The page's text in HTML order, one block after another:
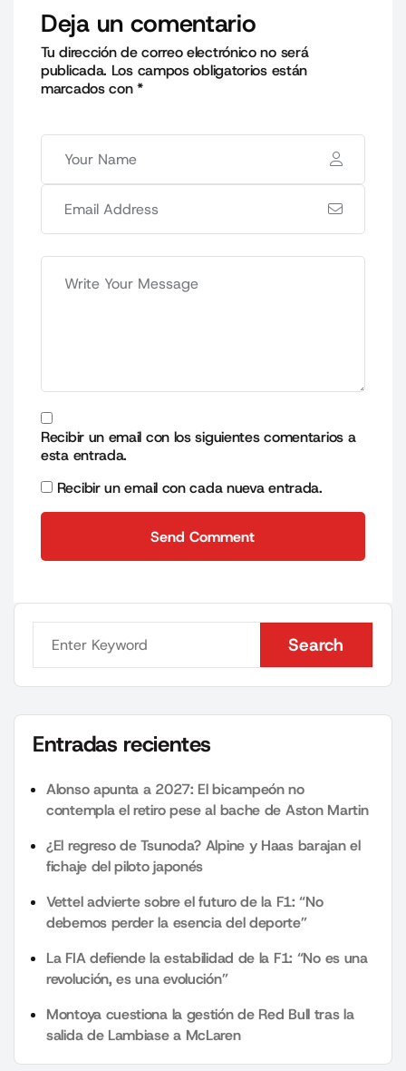
Deja un comentario
Tu dirección de correo electrónico no será
publicada. Los campos obligatorios están
marcados con*
Recibir un email con los siguientes comentarios a
esta entrada.
Recibir un email con cada nueva entrada.
Send Comment
Search
Search
Entradas recientes
Alonso apunta a 2027: El bicampeón no
contempla el retiro pese al bache de Aston Martin
¿El regreso de Tsunoda? Alpine y Haas barajan el
fichaje del piloto japonés
Vettel advierte sobre el futuro de la F1: “No
debemos perder la esencia del deporte”
La FIA defiende la estabilidad de la F1: “No es una
revolución, es una evolución”
Montoya cuestiona la gestión de Red Bull tras la
salida de Lambiase a McLaren